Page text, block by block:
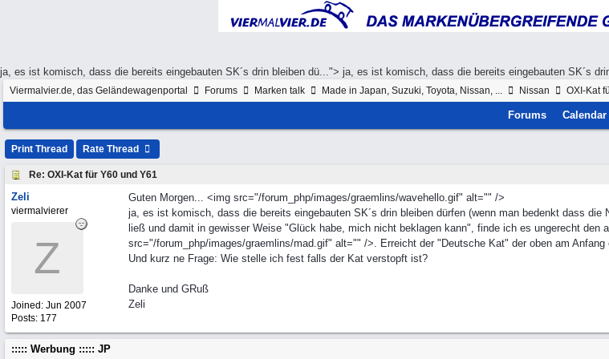
ja, es ist komisch, dass die bereits eingebauten SK´s drin bleiben dü..."> ja, es ist komisch, dass die bereits eingebauten SK´s
Viermalvier.de, das Geländewagenportal Forums Marken talk Made in Japan, Suzuki, Toyota, Nissan, ... Nissan OXI-Kat
Forums Calendar
Print Thread Rate Thread
Re: OXI-Kat für Y60 und Y61
Zeli
viermalvierer
Z
Joined: Jun 2007
Posts: 177
Guten Morgen... <img src="/forum_php/images/graemlins/wavehello.gif" alt="" />
ja, es ist komisch, dass die bereits eingebauten SK´s drin bleiben dürfen (wenn man bedenkt dass
ließ und damit in gewisser Weise "Glück habe, mich nicht beklagen kann", finde ich es ungerecht den
src="/forum_php/images/graemlins/mad.gif" alt="" />. Erreicht der "Deutsche Kat" der oben am
Und kurz ne Frage: Wie stelle ich fest falls der Kat verstopft ist?
Danke und GRuß
Zeli
::::: Werbung ::::: JP